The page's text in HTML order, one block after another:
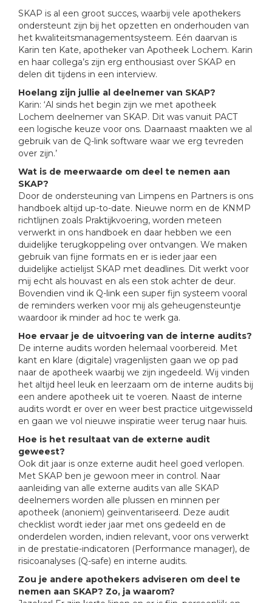
SKAP is al een groot succes, waarbij vele apothekers
ondersteunt zijn bij het opzetten en onderhouden van
het kwaliteitsmanagementsysteem. Eén daarvan is
Karin ten Kate, apotheker van Apotheek Lochem. Karin
en haar collega’s zijn erg enthousiast over SKAP en
delen dit tijdens in een interview.
Hoelang zijn jullie al deelnemer van SKAP?
Karin: ‘Al sinds het begin zijn we met apotheek
Lochem deelnemer van SKAP. Dit was vanuit PACT
een logische keuze voor ons. Daarnaast maakten we al
gebruik van de Q-link software waar we erg tevreden
over zijn.’
Wat is de meerwaarde om deel te nemen aan
SKAP?
Door de ondersteuning van Limpens en Partners is ons
handboek altijd up-to-date. Nieuwe norm en de KNMP
richtlijnen zoals Praktijkvoering, worden meteen
verwerkt in ons handboek en daar hebben we een
duidelijke terugkoppeling over ontvangen. We maken
gebruik van fijne formats en er is ieder jaar een
duidelijke actielijst SKAP met deadlines. Dit werkt voor
mij echt als houvast en als een stok achter de deur.
Bovendien vind ik Q-link een super fijn systeem vooral
de reminders werken voor mij als geheugensteuntje
waardoor ik minder ad hoc te werk ga.
Hoe ervaar je de uitvoering van de interne audits?
De interne audits worden helemaal voorbereid. Met
kant en klare (digitale) vragenlijsten gaan we op pad
naar de apotheek waarbij we zijn ingedeeld. Wij vinden
het altijd heel leuk en leerzaam om de interne audits bij
een andere apotheek uit te voeren. Naast de interne
audits wordt er over en weer best practice uitgewisseld
en gaan we vol nieuwe inspiratie weer terug naar huis.
Hoe is het resultaat van de externe audit
geweest?
Ook dit jaar is onze externe audit heel goed verlopen.
Met SKAP ben je gewoon meer in control. Naar
aanleiding van alle externe audits van alle SKAP
deelnemers worden alle plussen en minnen per
apotheek (anoniem) geïnventariseerd. Deze audit
checklist wordt ieder jaar met ons gedeeld en de
onderdelen worden, indien relevant, voor ons verwerkt
in de prestatie-indicatoren (Performance manager), de
risicoanalyses (Q-safe) en interne audits.
Zou je andere apothekers adviseren om deel te
nemen aan SKAP? Zo, ja waarom?